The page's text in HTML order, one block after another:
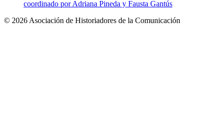
coordinado por Adriana Pineda y Fausta Gantús
© 2026 Asociación de Historiadores de la Comunicación